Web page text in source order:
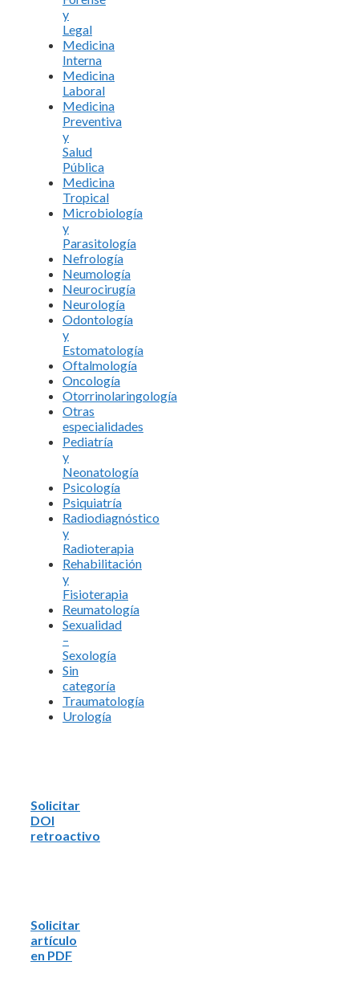
y
Legal
Medicina
Interna
Medicina
Laboral
Medicina
Preventiva
y
Salud
Pública
Medicina
Tropical
Microbiología
y
Parasitología
Nefrología
Neumología
Neurocirugía
Neurología
Odontología
y
Estomatología
Oftalmología
Oncología
Otorrinolaringología
Otras
especialidades
Pediatría
y
Neonatología
Psicología
Psiquiatría
Radiodiagnóstico
y
Radioterapia
Rehabilitación
y
Fisioterapia
Reumatología
Sexualidad
–
Sexología
Sin
categoría
Traumatología
Urología
Solicitar
DOI
retroactivo
Solicitar
artículo
en PDF